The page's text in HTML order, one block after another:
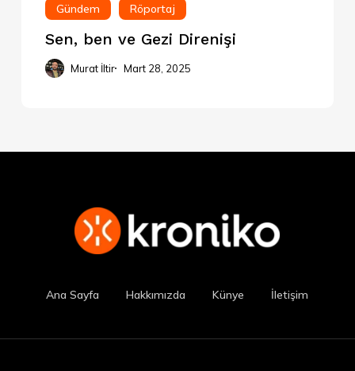
Gündem Röportaj
Sen, ben ve Gezi Direnişi
Murat İltir Mart 28, 2025
Ana Sayfa Hakkımızda Künye İletişim